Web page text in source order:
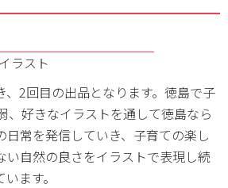
ラスト
、2回目の出品となります。徳島で子
、好きなイラストを通して徳島なら
日常を発信していき、子育ての楽し
い自然の良さをイラストで表現し続
ます。